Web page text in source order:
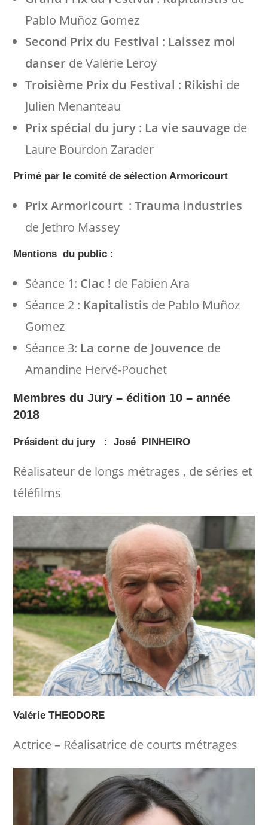
Pablo Muñoz Gomez
Second Prix du Festival : Laissez moi
danser de Valérie Leroy
Troisième Prix du Festival : Rikishi de
Julien Menanteau
Prix spécial du jury : La vie sauvage de
Laure Bourdon Zarader
Primé par le comité de sélection Armoricourt
Prix Armoricourt :Trauma industries
de Jethro Massey
Mentions du public :
Séance 1: Clac ! de Fabien Ara
Séance 2 : Kapitalistis de Pablo Muñoz
Gomez
Séance 3: La corne de Jouvence de
Amandine Hervé-Pouchet
Membres du Jury – édition 10 – année
2018
Président du jury : José PINHEIRO
Réalisateur de longs métrages , de séries et
téléfilms
Valérie THEODORE
Actrice – Réalisatrice de courts métrages